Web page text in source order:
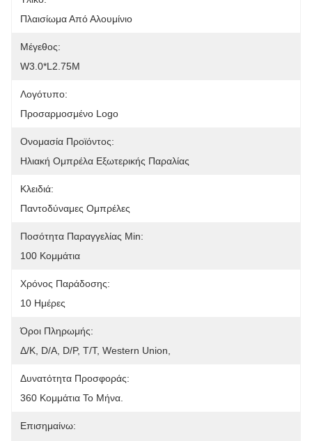
Πλαισίωμα Από Αλουμίνιο
Μέγεθος:
W3.0*L2.75M
Λογότυπο:
Προσαρμοσμένο Logo
Ονομασία Προϊόντος:
Ηλιακή Ομπρέλα Εξωτερικής Παραλίας
Κλειδιά:
Παντοδύναμες Ομπρέλες
Ποσότητα Παραγγελίας Min:
100 Κομμάτια
Χρόνος Παράδοσης:
10 Ημέρες
Όροι Πληρωμής:
Δ/Κ, D/Α, D/P, T/T, Western Union,
Δυνατότητα Προσφοράς:
360 Κομμάτια Το Μήνα.
Επισημαίνω: